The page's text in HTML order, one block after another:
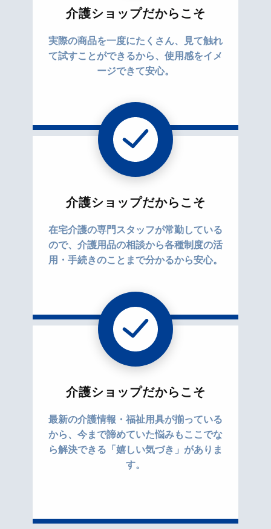
介護ショップだからこそ
実際の商品を一度にたくさん、見て触れ
て試すことができるから、使用感をイメ
ージできて安心。
介護ショップだからこそ
在宅介護の専門スタッフが常勤している
ので、介護用品の相談から各種制度の活
用・手続きのことまで分かるから安心。
介護ショップだからこそ
最新の介護情報・福祉用具が揃っている
から、今まで諦めていた悩みもここでな
ら解決できる「嬉しい気づき」がありま
す。